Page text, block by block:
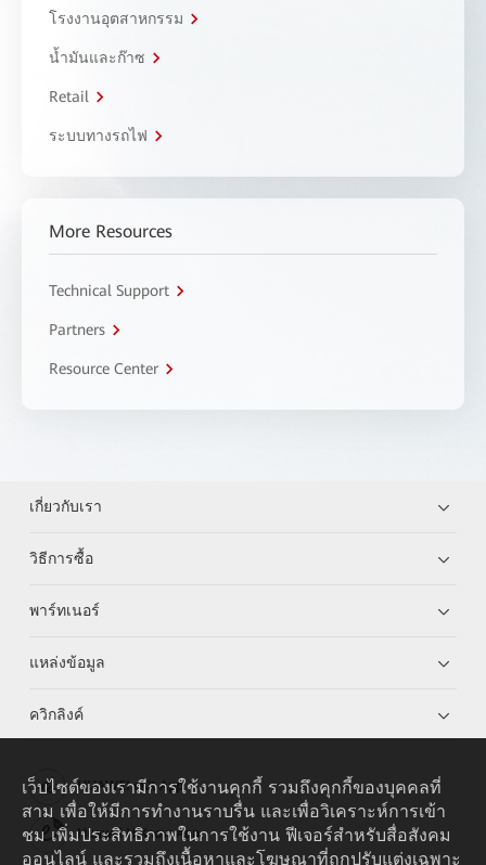
โรงงานอุตสาหกรรม
น้ำมันและก๊าซ
Retail
ระบบทางรถไฟ
More Resources
Technical Support
Partners
Resource Center
เกี่ยวกับเรา
วิธีการซื้อ
พาร์ทเนอร์
แหล่งข้อมูล
ควิกลิงค์
HUAWEI eKit App
Huawei HiKnow App
เว็บไซต์ของเรามีการใช้งานคุกกี้ รวมถึงคุกกี้ของบุคคลที่
สาม เพื่อให้มีการทำงานราบรื่น และเพื่อวิเคราะห์การเข้า
ชม เพิ่มประสิทธิภาพในการใช้งาน ฟีเจอร์สำหรับสื่อสังคม
ออนไลน์ และรวมถึงเนื้อหาและโฆษณาที่ถูกปรับแต่งเฉพาะ